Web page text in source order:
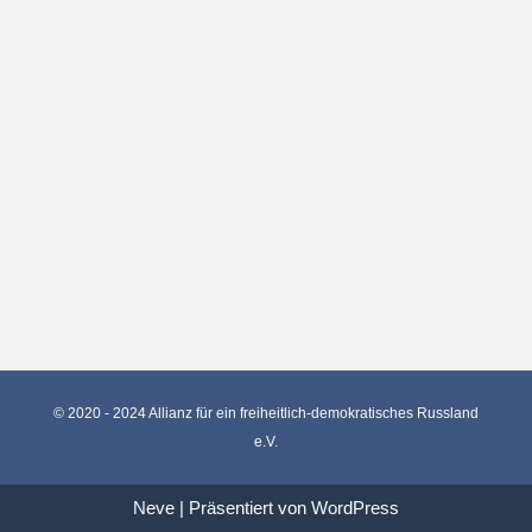
© 2020 - 2024 Allianz für ein freiheitlich-demokratisches Russland
e.V.
Neve | Präsentiert von WordPress